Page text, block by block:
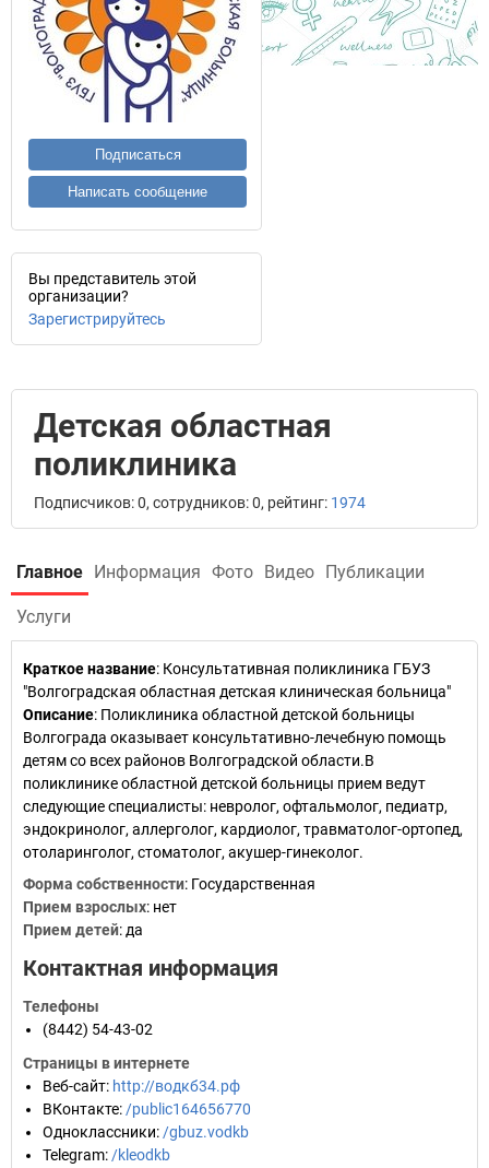
Подписаться
Написать сообщение
Вы представитель этой
организации?
Зарегистрируйтесь
Детская областная
поликлиника
Подписчиков: 0, сотрудников: 0, рейтинг: 1974
Главное Информация Фото Видео Публикации
Услуги
Краткое название: Консультативная поликлиника ГБУЗ
"Волгоградская областная детская клиническая больница"
Описание: Поликлиника областной детской больницы
Волгограда оказывает консультативно-лечебную помощь
детям со всех районов Волгоградской области.В
поликлинике областной детской больницы прием ведут
следующие специалисты: невролог, офтальмолог, педиатр,
эндокринолог, аллерголог, кардиолог, травматолог-ортопед,
отоларинголог, стоматолог, акушер-гинеколог.
Форма собственности: Государственная
Прием взрослых: нет
Прием детей: да
Контактная информация
Телефоны
(8442) 54-43-02
Страницы в интернете
Веб-сайт: http://водкб34.рф
ВКонтакте: /public164656770
Одноклассники: /gbuz.vodkb
Telegram: /kleodkb